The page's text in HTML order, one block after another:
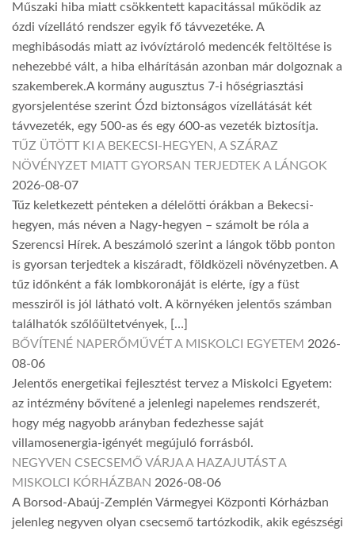
Műszaki hiba miatt csökkentett kapacitással működik az
ózdi vízellátó rendszer egyik fő távvezetéke. A
meghibásodás miatt az ivóvíztároló medencék feltöltése is
nehezebbé vált, a hiba elhárításán azonban már dolgoznak a
szakemberek.A kormány augusztus 7-i hőségriasztási
gyorsjelentése szerint Ózd biztonságos vízellátását két
távvezeték, egy 500-as és egy 600-as vezeték biztosítja.
TŰZ ÜTÖTT KI A BEKECSI-HEGYEN, A SZÁRAZ
NÖVÉNYZET MIATT GYORSAN TERJEDTEK A LÁNGOK
2026-08-07
Tűz keletkezett pénteken a délelőtti órákban a Bekecsi-
hegyen, más néven a Nagy-hegyen – számolt be róla a
Szerencsi Hírek. A beszámoló szerint a lángok több ponton
is gyorsan terjedtek a kiszáradt, földközeli növényzetben. A
tűz időnként a fák lombkoronáját is elérte, így a füst
messziről is jól látható volt. A környéken jelentős számban
találhatók szőlőültetvények, […]
BŐVÍTENÉ NAPERŐMŰVÉT A MISKOLCI EGYETEM 2026-
08-06
Jelentős energetikai fejlesztést tervez a Miskolci Egyetem:
az intézmény bővítené a jelenlegi napelemes rendszerét,
hogy még nagyobb arányban fedezhesse saját
villamosenergia-igényét megújuló forrásból.
NEGYVEN CSECSEMŐ VÁRJA A HAZAJUTÁST A
MISKOLCI KÓRHÁZBAN 2026-08-06
A Borsod-Abaúj-Zemplén Vármegyei Központi Kórházban
jelenleg negyven olyan csecsemő tartózkodik, akik egészségi